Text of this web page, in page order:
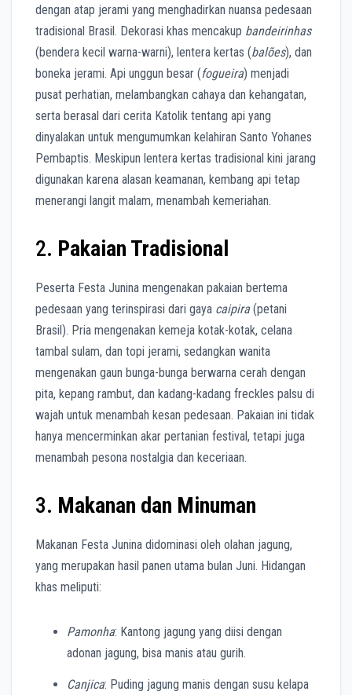
dengan atap jerami yang menghadirkan nuansa pedesaan
tradisional Brasil. Dekorasi khas mencakup bandeirinhas
(bendera kecil warna-warni), lentera kertas (balões), dan
boneka jerami. Api unggun besar (fogueira) menjadi
pusat perhatian, melambangkan cahaya dan kehangatan,
serta berasal dari cerita Katolik tentang api yang
dinyalakan untuk mengumumkan kelahiran Santo Yohanes
Pembaptis. Meskipun lentera kertas tradisional kini jarang
digunakan karena alasan keamanan, kembang api tetap
menerangi langit malam, menambah kemeriahan.
2. Pakaian Tradisional
Peserta Festa Junina mengenakan pakaian bertema
pedesaan yang terinspirasi dari gaya caipira(petani
Brasil). Pria mengenakan kemeja kotak-kotak, celana
tambal sulam, dan topi jerami, sedangkan wanita
mengenakan gaun bunga-bunga berwarna cerah dengan
pita, kepang rambut, dan kadang-kadang freckles palsu di
wajah untuk menambah kesan pedesaan. Pakaian ini tidak
hanya mencerminkan akar pertanian festival, tetapi juga
menambah pesona nostalgia dan keceriaan.
3. Makanan dan Minuman
Makanan Festa Junina didominasi oleh olahan jagung,
yang merupakan hasil panen utama bulan Juni. Hidangan
khas meliputi:
Pamonha: Kantong jagung yang diisi dengan
adonan jagung, bisa manis atau gurih.
Canjica: Puding jagung manis dengan susu kelapa